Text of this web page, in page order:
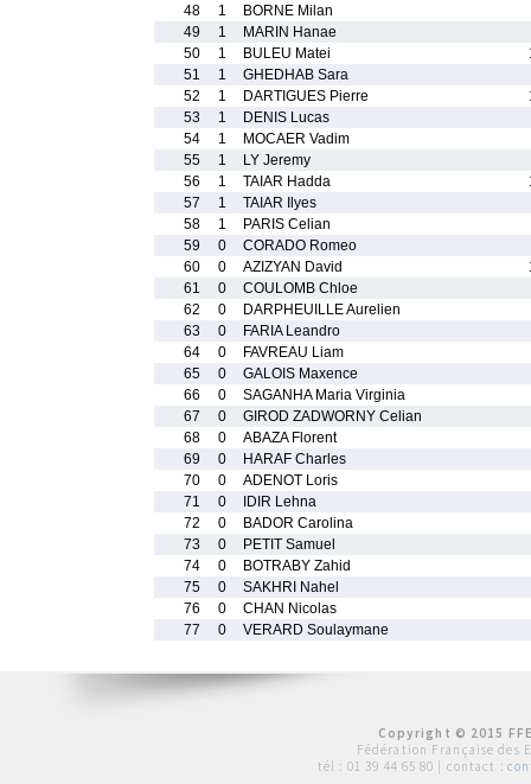
48
1
BORNE Milan
49
1
MARIN Hanae
50
1 BULEU Matei
51
1
GHEDHAB Sara
52
1 DARTIGUES Pierre
53
1
DENIS Lucas
54
1
MOCAER Vadim
55
1
LY Jeremy
56
1 TAIAR Hadda
57
1
TAIAR Ilyes
58
1
PARIS Celian
59
0
CORADO Romeo
60
0 AZIZYAN David
61
0
COULOMB Chloe
62
0
DARPHEUILLE Aurelien
63
0
FARIA Leandro
64
0
FAVREAU Liam
65
0
GALOIS Maxence
66
0
SAGANHA Maria Virginia
67
0
GIROD ZADWORNY Celian
68
0
ABAZA Florent
69
0
HARAF Charles
70
0
ADENOT Loris
71
0
IDIR Lehna
72
0
BADOR Carolina
73
0
PETIT Samuel
74
0
BOTRABY Zahid
75
0
SAKHRI Nahel
76
0
CHAN Nicolas
77
0 VERARD Soulaymane
Copyright © 2015
Fédération Française des
tél : 01 39 44 65 80 | contact :